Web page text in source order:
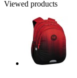
Viewed products